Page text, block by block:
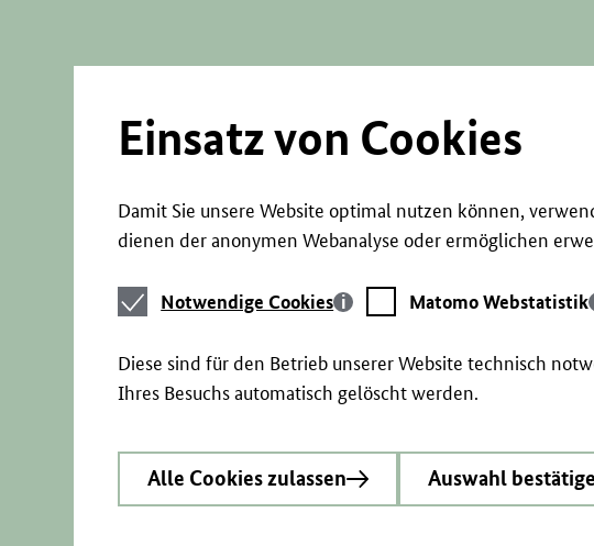
Einsatz von Cookies
Damit Sie unsere Website optimal nutzen können,
dienen der anonymen Webanalyse oder ermöglichen
Notwendige
Cookies
Notwendige Cookies
Matomo
Webstatistik
Matomo Webstatistik
Diese sind für den Betrieb unserer Website technisch
Ihres Besuchs automatisch gelöscht werden.
Alle Cookies zulassen Auswahl